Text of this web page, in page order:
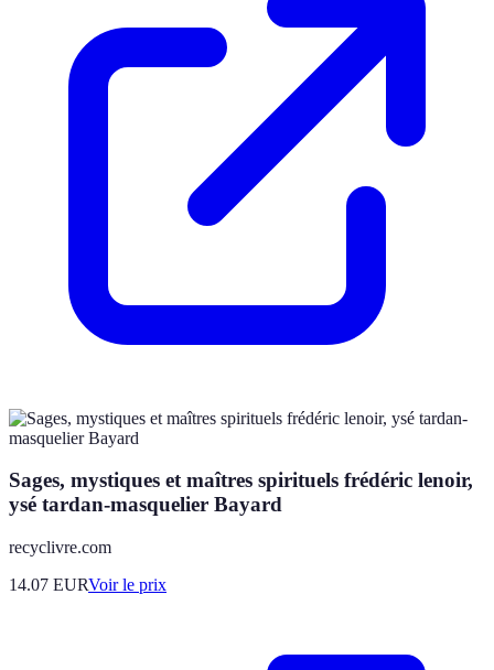
Sages, mystiques et maîtres spirituels frédéric lenoir,
ysé tardan-masquelier Bayard
recyclivre.com
14.07 EURVoir le prix